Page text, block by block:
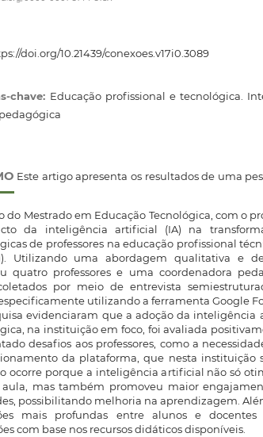
doi.org/10.21439/conexoes.v17i0.3089
chave: Educação profissional e tecnológica.
Este artigo apresenta os resultados de uma
do Mestrado em Educação Tecnológica, com o
da inteligência artificial (IA) na
de professores na educação profissional
Utilizando uma abordagem qualitativa e
quatro professores e uma coordenadora
por meio de entrevista
utilizando a ferramenta Google
evidenciaram que a adoção da inteligência
na instituição em foco, foi avaliada
desafios aos professores, como a
da plataforma, que nesta instituição
ocorre porque a inteligência artificial não só
aula, mas também promoveu maior
possibilitando melhoria na aprendizagem.
mais profundas entre alunos e
com base nos recursos didáticos disponíveis.